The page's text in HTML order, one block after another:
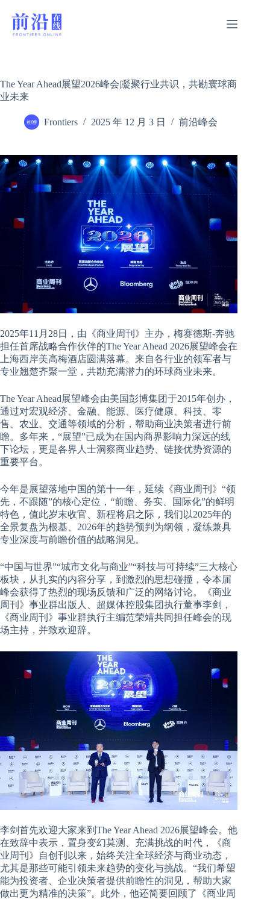
The Year Ahead展望2026峰会|凝聚行业共识，共勘寰球商
业未来
Frontiers 2025 年 12 月 3 日 前沿峰会
2025年11月28日，由《商业周刊》主办，梅赛德斯-奔驰
担任首席战略合作伙伴的The Year Ahead 2026展望峰会在
上海西岸美高梅酒店圆满落幕。来自各行业的领军者与
专业翘楚齐聚一堂，共勘充满潜力的环球商业未来。
The Year Ahead展望峰会由美国彭博集团于2015年创办，
通过对宏观经济、金融、能源、医疗健康、科技、零
售、农业、交通等领域的分析，帮助商业决策者进行前
瞻。多年来，“展望”已成为在国内商界影响力深远的线
下论坛，更是各界人士洞察商业趋势、链接优势资源的
重要平台。
今年是展望落地中国的第十一年，延续《商业周刊》“领
先，不跟随”的核心定位，“前瞻、务实、国际化”的鲜明
特色，值此岁末收官、新程将启之际，我们以2025年的
全景复盘为根基、2026年的趋势预判为纲领，凝练兼具
专业深度与前瞻价值的战略洞见。
“中国与世界”“城市文化与商业”“科技与可持续”三大核心
板块，从扎实的内容分享，到激烈的思想碰撞，令本届
峰会获得了热烈的现场反馈和广泛的网络讨论。《商业
周刊》事业群出版人、超媒体控股集团执行董事李剑，
《商业周刊》事业群执行主编范荣靖共同担任峰会的现
场主持，并致欢迎辞。
李剑首先欢迎大家来到The Year Ahead 2026展望峰会。他
在致辞中表示，置身变幻莫测、充满挑战的时代，《商
业周刊》自创刊以来，始终关注全球经济与商业动态，
尤其是那些可能引领未来趋势的变化与挑战。“我们希望
能为投资者、企业决策者提供前瞻性的洞见，帮助大家
做出更为精准的决策”。此外，他还简要回顾了《商业周